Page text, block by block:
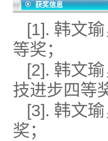
获奖信息
[1]. 韩文
等奖；
[2]. 韩文
技进步四等
[3]. 韩文
奖；